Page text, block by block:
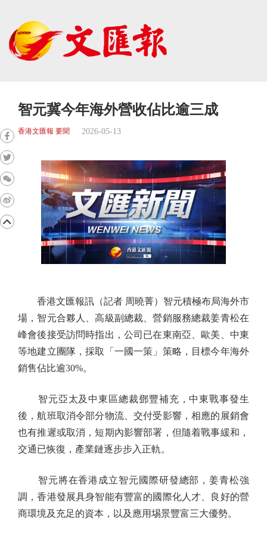
智元冀今年海外營收佔比逾三成
香港文匯報 要聞 2026-05-13
香港文匯報訊（記者 周曉菁）智元積極布局海外市
場，智元合夥人、高級副總裁、營銷服務總裁姜青松在
峰會後接受訪問時指出，公司已在東南亞、歐美、中東
等地建立團隊，採取「一國一策」策略，目標今年海外
銷售佔比逾30%。
智元亞太及中東區總裁鄧豐補充，中東戰事發生
後，航班取消令部分物流、交付受影響，相應的展銷會
也有推遲或取消，短期內影響部署，但隨着戰事緩和，
交通已恢復，產業鏈逐步步入正軌。
智元將在香港成立智元國際研發總部，姜青松強
調，香港發展具身智能有豐富的國際化人才、良好的營
商環境及充足的資本，以及應用埸景豐富三大優勢。